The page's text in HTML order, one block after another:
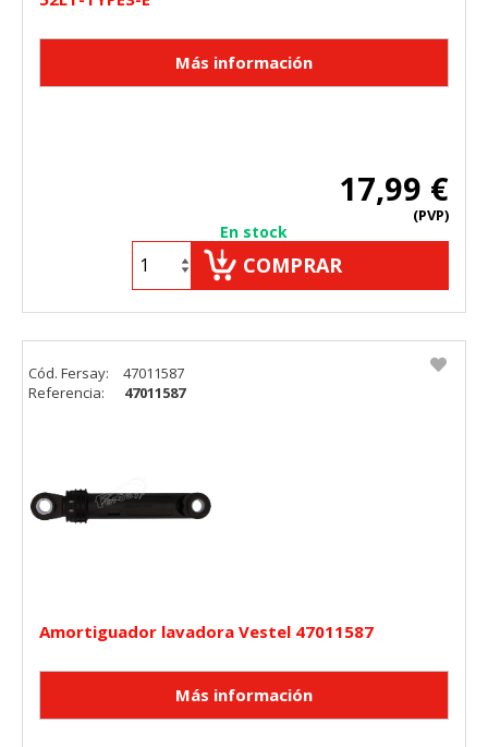
17,99 €
(PVP)
En stock
COMPRAR
Amortiguador lavadora Vestel 47011587
Cód. Fersay:
47011587
Referencia:
47011587